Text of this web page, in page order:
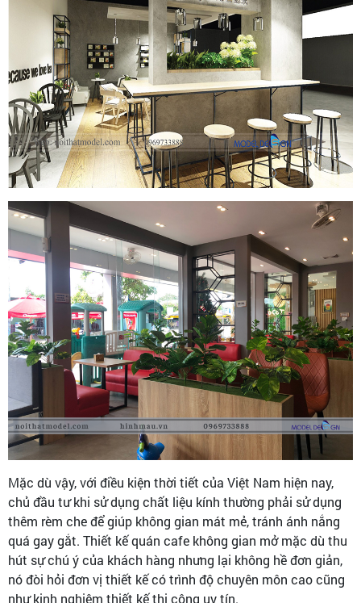
Mặc dù vậy, với điều kiện thời tiết của Việt Nam hiện nay,
chủ đầu tư khi sử dụng chất liệu kính thường phải sử dụng
thêm rèm che để giúp không gian mát mẻ, tránh ánh nắng
quá gay gắt. Thiết kế quán cafe không gian mở mặc dù thu
hút sự chú ý của khách hàng nhưng lại không hề đơn giản,
nó đòi hỏi đơn vị thiết kế có trình độ chuyên môn cao cũng
như kinh nghiệm thiết kế thi công uy tín.